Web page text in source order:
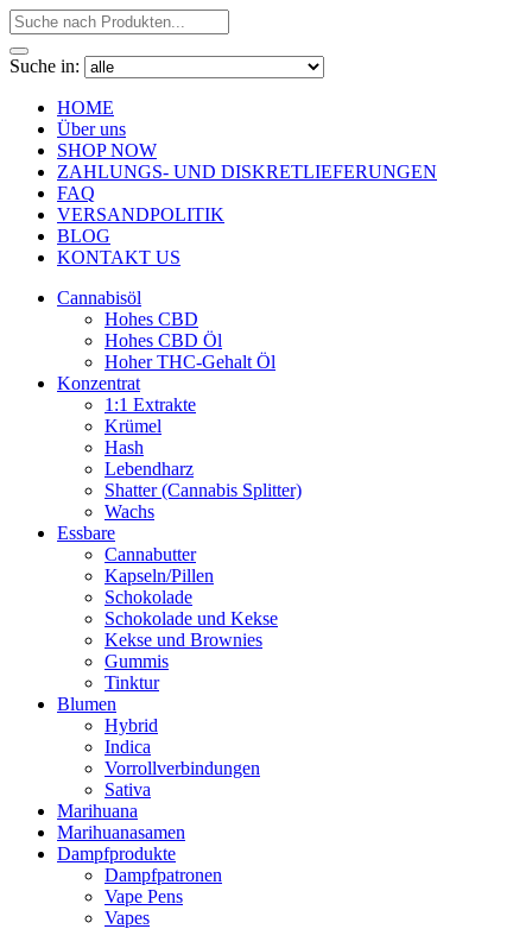
Suche in:
HOME
Über uns
SHOP NOW
ZAHLUNGS- UND DISKRETLIEFERUNGEN
FAQ
VERSANDPOLITIK
BLOG
KONTAKT US
Cannabisöl
Hohes CBD
Hohes CBD Öl
Hoher THC-Gehalt Öl
Konzentrat
1:1 Extrakte
Krümel
Hash
Lebendharz
Shatter (Cannabis Splitter)
Wachs
Essbare
Cannabutter
Kapseln/Pillen
Schokolade
Schokolade und Kekse
Kekse und Brownies
Gummis
Tinktur
Blumen
Hybrid
Indica
Vorrollverbindungen
Sativa
Marihuana
Marihuanasamen
Dampfprodukte
Dampfpatronen
Vape Pens
Vapes